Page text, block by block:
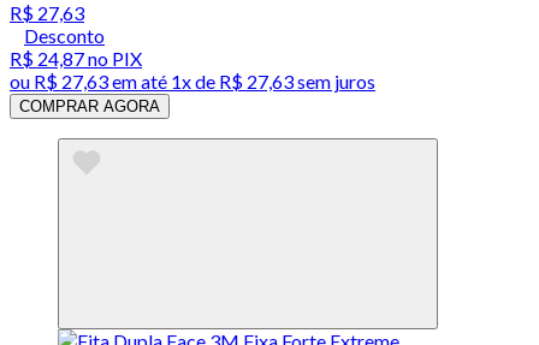
R$ 27,63
Desconto
R$ 24,87no PIX
ou R$ 27,63em até 1x de R$ 27,63sem juros
COMPRAR AGORA